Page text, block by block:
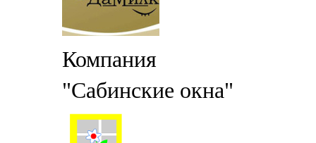
Компания
"Сабинские окна"